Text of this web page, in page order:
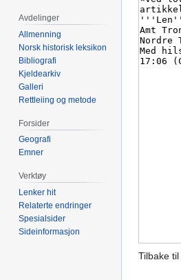
Tilbake til
Avdelinger
Allmenning
Norsk historisk leksikon
Bibliografi
Kjeldearkiv
Galleri
Rettleiing og metode
Forsider
Geografi
Emner
Verktøy
Lenker hit
Relaterte endringer
Spesialsider
Sideinformasjon